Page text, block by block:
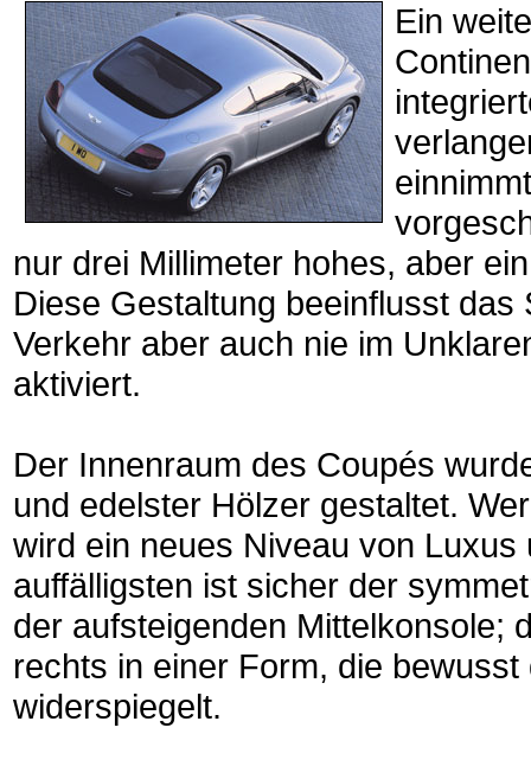
Ein
nur drei Millimeter hohes, aber
Diese Gestaltung beeinflusst
Verkehr aber auch nie im
aktiviert.
Der Innenraum des Coupés
und edelster Hölzer gestaltet.
wird ein neues Niveau von
auffälligsten ist sicher der
der aufsteigenden Mittelkonsole;
rechts in einer Form, die
widerspiegelt.